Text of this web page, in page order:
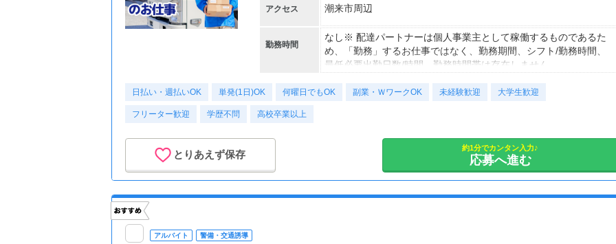
アクセス 潮来市周辺
勤務時間
なし※ 配達パートナーは個人事業主として稼働するものであるた
め、「勤務」するお仕事ではなく、勤務期間、シフト/勤務時間、
最低必要出勤日数/時間、勤務時間帯は存在しません。
日払い・週払いOK 単発(1日)OK 何曜日でもOK 副業・ＷワークOK 未経験歓迎 大学生歓迎
フリーター歓迎 学歴不問 高校卒業以上
とりあえず保存
約1分でカンタン入力♪
応募へ進む
アルバイト 警備・交通誘導